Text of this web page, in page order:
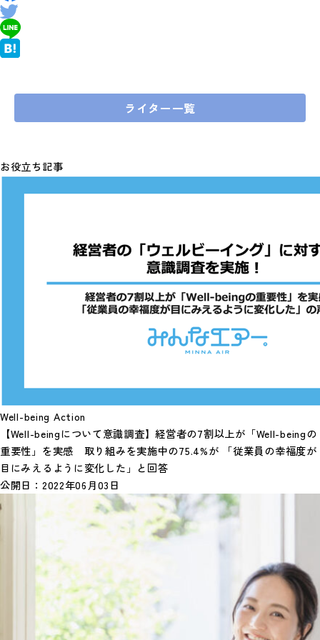
ライター一覧
お役立ち記事
Well-being Action
【Well-beingについて意識調査】経営者の7割以上が「Well-beingの
重要性」を実感 取り組みを実施中の75.4%が 「従業員の幸福度が
目にみえるように変化した」と回答
公開日： 2022年06月03日